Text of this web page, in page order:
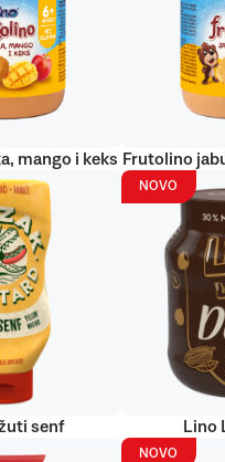
mango i keks Frutolino
senf
NOVO
Lino
NOVO